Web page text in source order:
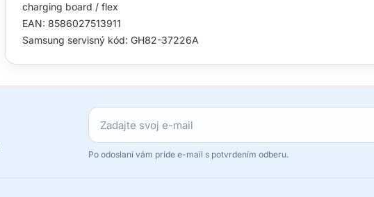
charging board / flex
EAN: 8586027513911
Samsung servisný kód: GH82-37226A
Po odoslaní vám príde e-mail s potvrdením odberu.